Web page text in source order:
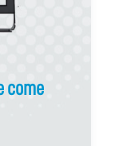
come